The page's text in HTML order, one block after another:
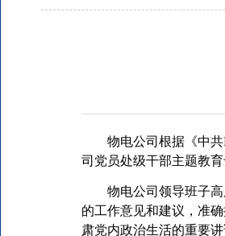
物电公司根据《中
司党员处级干部主题教
物电公司领导班子
的工作意见和建议，准
肃党内政治生活的重要